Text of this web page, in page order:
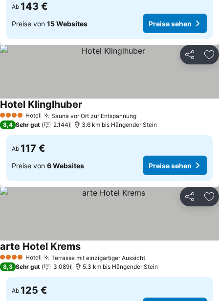
Ab 143 €
Preise von 15 Websites Preise sehen
Teilen
4 Sterne Hotel Sauna vor Ort zur EntspannungPreise sehen
Hotel Klinglhuber
8,4 Sehr gut 2.144 3.6 km bis Hängender Stein
Ab 117 €
Preise von 6 Websites Preise sehen
Teilen
4 Sterne Hotel Terrasse mit einzigartiger AussichtPreise sehen
arte Hotel KremsPreise sehen
8,3 Sehr gut 3.089 5.3 km bis Hängender Stein
Ab 125 €